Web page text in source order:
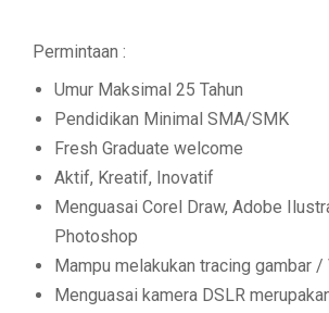
Permintaan :
Umur Maksimal 25 Tahun
Pendidikan Minimal SMA/SMK
Fresh Graduate welcome
Aktif, Kreatif, Inovatif
Menguasai Corel Draw, Adobe
Photoshop
Mampu melakukan tracing gambar /
Menguasai kamera DSLR